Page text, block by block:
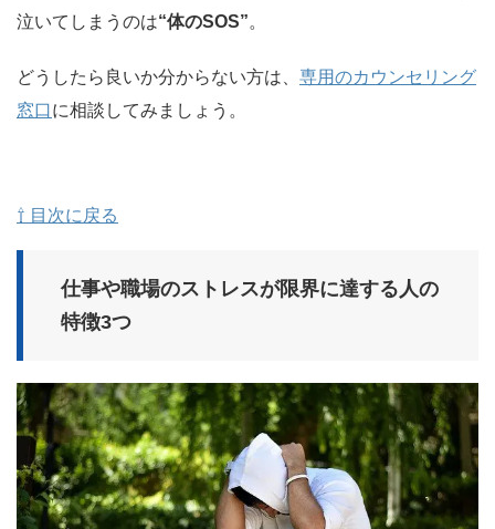
泣いてしまうのは“体のSOS”。
どうしたら良いか分からない方は、 専用のカウンセリング
窓口に相談してみましょう。
⇧ 目次に戻る
仕事や職場のストレスが限界に達する人の
特徴3つ